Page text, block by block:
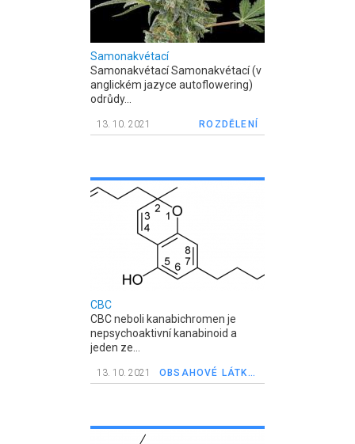
Samonakvétací
Samonakvétací Samonakvétací (v
anglickém jazyce autoflowering)
odrůdy...
13. 10. 2021 ROZDĚLENÍ
CBC
CBC neboli kanabichromen je
nepsychoaktivní kanabinoid a
jeden ze...
13. 10. 2021 OBSAHOVÉ LÁTKY V KONOPÍ